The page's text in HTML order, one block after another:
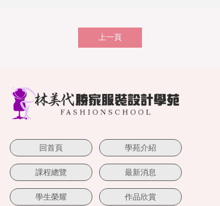
上一頁
回首頁 學苑介紹
課程總覽 最新消息
學生榮耀 作品欣賞